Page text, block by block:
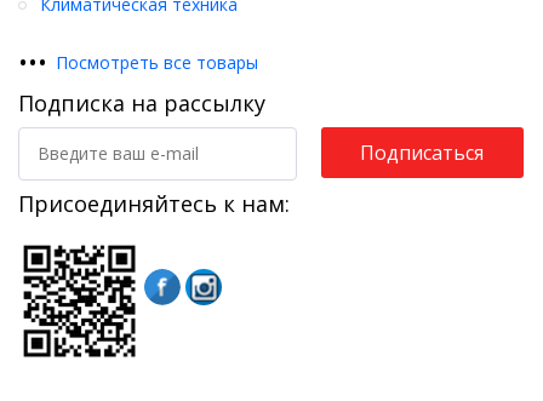
••• Посмотреть все товары
Подписка на рассылку
Подписаться
Присоединяйтесь к нам: